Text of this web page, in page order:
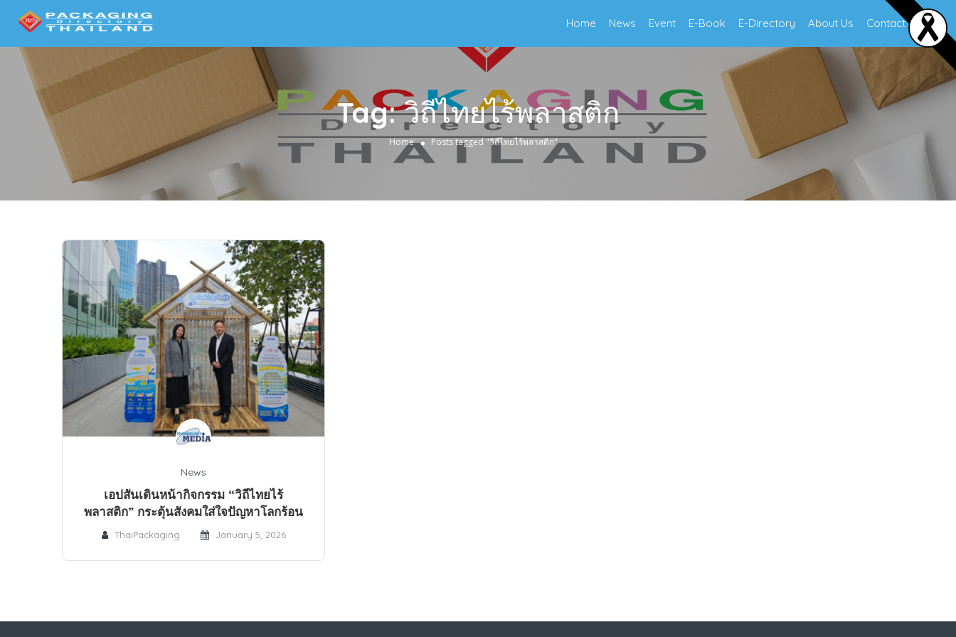
Home News Event E-Book E-Directory About Us Contact Us
Tag:วิถีไทยไร้พลาสติก
Home Posts tagged "วิถีไทยไร้พลาสติก"
News
เอปสันเดินหน้ากิจกรรม “วิถีไทยไร้
พลาสติก” กระตุ้นสังคมใส่ใจปัญหาโลกร้อน
ThaiPackaging January 5, 2026